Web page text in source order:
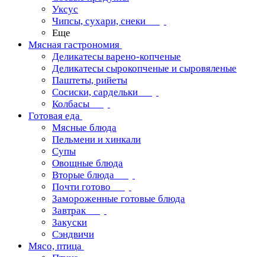
Уксус
Чипсы, сухари, снеки
Еще
Мясная гастрономия
Деликатесы варено-копченые
Деликатесы сырокопченые и сыровяленые
Паштеты, рийеты
Сосиски, сардельки
Колбасы
Готовая еда
Мясные блюда
Пельмени и хинкали
Супы
Овощные блюда
Вторые блюда
Почти готово
Замороженные готовые блюда
Завтрак
Закуски
Сэндвичи
Мясо, птица